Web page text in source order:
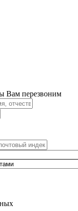
Вам перезвоним